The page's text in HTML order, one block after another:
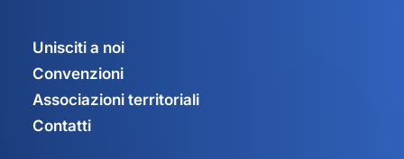
Unisciti a noi
Convenzioni
Associazioni territoriali
Contatti